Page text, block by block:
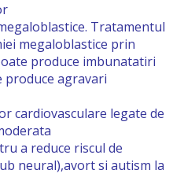
Tratamentul
megaloblastice prin
produce imbunatatiri
produce agravari
cardiovasculare legate de
a reduce riscul de
neural),avort si autism la